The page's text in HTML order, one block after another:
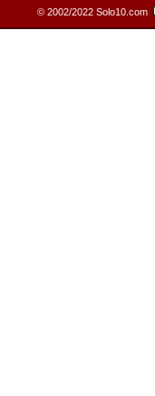
© 2002/2022 Solo10.com